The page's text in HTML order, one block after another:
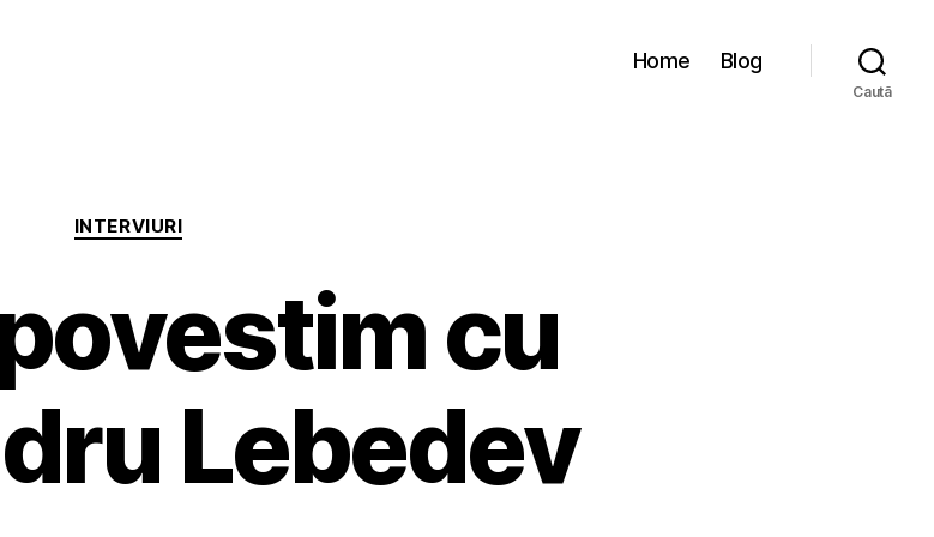
Home Blog
Caută
Categorii
INTERVIURI
cu
Lebedev